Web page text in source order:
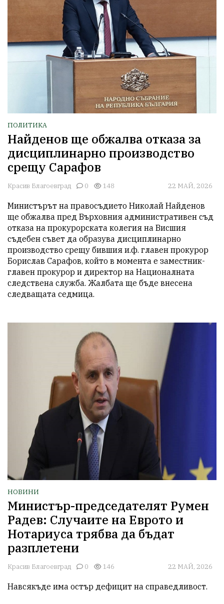
ПОЛИТИКА
Найденов ще обжалва отказа за
дисциплинарно производство
срещу Сарафов
Красив Благоевград 0 148 22 МАЙ, 2026
Министърът на правосъдието Николай Найденов
ще обжалва пред Върховния административен съд
отказа на прокурорската колегия на Висшия
съдебен съвет да образува дисциплинарно
производство срещу бившия и.ф. главен прокурор
Борислав Сарафов, който в момента е заместник-
главен прокурор и директор на Националната
следствена служба. Жалбата ще бъде внесена
следващата седмица.
НОВИНИ
Министър-председателят Румен
Радев: Случаите на Еврото и
Нотариуса трябва да бъдат
разплетени
Красив Благоевград 0 146 22 МАЙ, 2026
Навсякъде има остър дефицит на справедливост.